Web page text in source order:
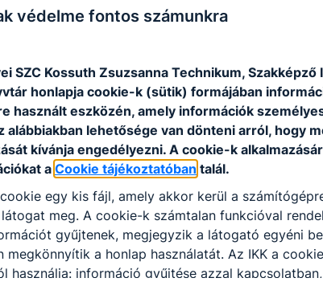
védelme fontos számunkra
SZC Kossuth Zsuzsanna Technikum, Szakképző
honlapja cookie-k (sütik) formájában
használt eszközén, amely információk
alábbiakban lehetősége van dönteni arról, hogy
kívánja engedélyezni. A cookie-k
a Cookie tájékoztatóban talál.
egy kis fájl, amely akkor kerül a
meg. A cookie-k számtalan funkcióval
gyűjtenek, megjegyzik a látogató egyéni
megkönnyítik a honlap használatát. Az IKK a
használja: információ gyűjtése azzal